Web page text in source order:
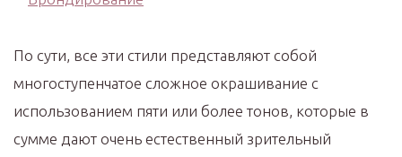
По сути, все эти стили представляют собой
многоступенчатое сложное окрашивание с
использованием пяти или более тонов, которые в
сумме дают очень естественный зрительный